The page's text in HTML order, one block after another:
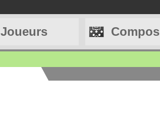
Joueurs Compos